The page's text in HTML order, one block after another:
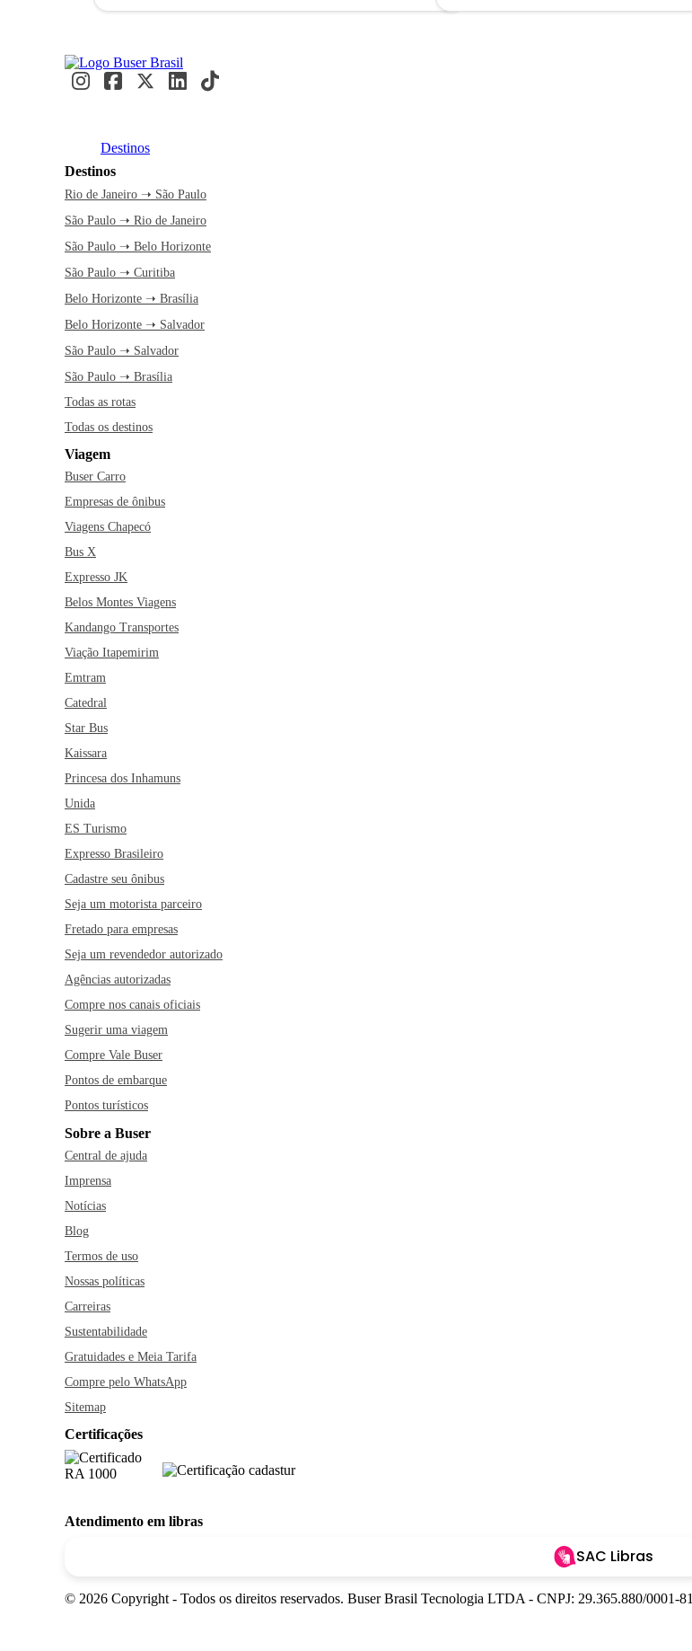
Destinos
Destinos
Rio de Janeiro ➝ São Paulo
São Paulo ➝ Rio de Janeiro
São Paulo ➝ Belo Horizonte
São Paulo ➝ Curitiba
Belo Horizonte ➝ Brasília
Belo Horizonte ➝ Salvador
São Paulo ➝ Salvador
São Paulo ➝ Brasília
Todas as rotas
Todas os destinos
Viagem
Buser Carro
Empresas de ônibus
Viagens Chapecó
Bus X
Expresso JK
Belos Montes Viagens
Kandango Transportes
Viação Itapemirim
Emtram
Catedral
Star Bus
Kaissara
Princesa dos Inhamuns
Unida
ES Turismo
Expresso Brasileiro
Cadastre seu ônibus
Seja um motorista parceiro
Fretado para empresas
Seja um revendedor autorizado
Agências autorizadas
Compre nos canais oficiais
Sugerir uma viagem
Compre Vale Buser
Pontos de embarque
Pontos turísticos
Sobre a Buser
Central de ajuda
Imprensa
Notícias
Blog
Termos de uso
Nossas políticas
Carreiras
Sustentabilidade
Gratuidades e Meia Tarifa
Compre pelo WhatsApp
Sitemap
Certificações
Atendimento em libras
SAC Libras
© 2026 Copyright - Todos os direitos reservados. Buser Brasil Tecnologia LTDA - CNPJ: 29.365.880/0001-81